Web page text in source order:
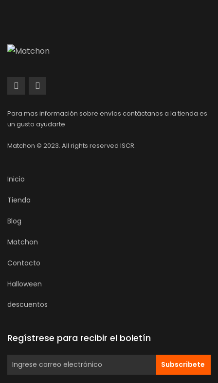
Para mas información sobre envíos contáctanos a la tienda es
un gusto ayudarte
Matchon © 2023. All rights reserved ISCR.
Inicio
Tienda
Blog
Matchon
Contacto
Halloween
descuentos
Regístrese para recibir el boletín
Subscribete